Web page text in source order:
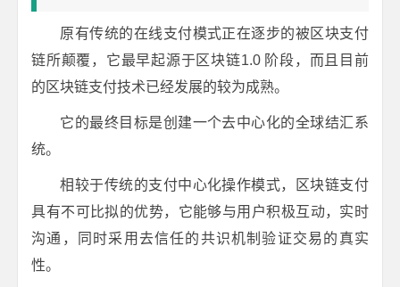
原有传统的在线支付模式正在逐步的被区块支付
链所颠覆，它最早起源于区块链1.0 阶段，而且目前
的区块链支付技术已经发展的较为成熟。
它的最终目标是创建一个去中心化的全球结汇系
统。
相较于传统的支付中心化操作模式，区块链支付
具有不可比拟的优势，它能够与用户积极互动，实时
沟通，同时采用去信任的共识机制验证交易的真实
性。